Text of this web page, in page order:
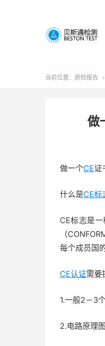
当前位置： 质检报告 
做
做一个CE证
什么是CE标
CE标志是一
（
每个成员国
CE认证需要
1.一般2－3
2.电路原理图